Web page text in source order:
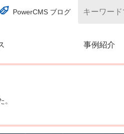
PowerCMS ブログ
事例紹介
(別ウィンドウで開く)
。